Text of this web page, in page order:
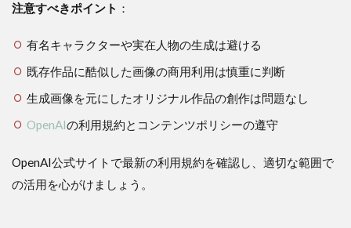
注意すべきポイント ：
有名キャラクターや実在人物の生成は避ける
既存作品に酷似した画像の商用利用は慎重に判断
生成画像を元にしたオリジナル作品の創作は問題なし
OpenAIの利用規約とコンテンツポリシーの遵守
OpenAI公式サイトで最新の利用規約を確認し、適切な範囲で
の活用を心がけましょう。